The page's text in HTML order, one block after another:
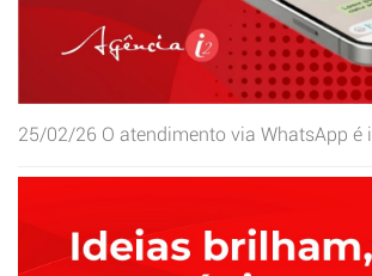
25/02/26 O atendimento via WhatsApp é